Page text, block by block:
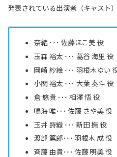
発表されている出演者（キャスト
奈緒 ･･･ 佐藤ほこ美役
玉森 裕太 ･･･ 葛谷 海里 役
岡崎 紗絵 ･･･ 羽根木ゆい
小関 裕太 ･･･ 大葉 奏斗役
倉 悠貴 ･･･ 相澤 悟 役
鳴海 唯･･･ 佐藤さや美役
玉井 詩織 ･･･ 新田 撫 役
渡部 篤郎･･･ 羽根木 成役
斉藤 由貴･･･ 佐藤明美役